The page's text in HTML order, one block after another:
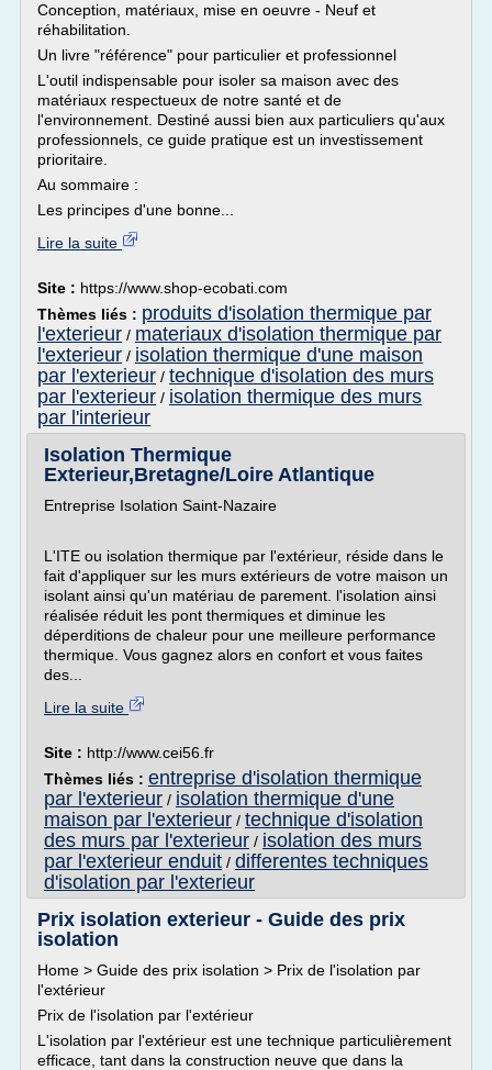
Conception, matériaux, mise en oeuvre - Neuf et
réhabilitation.
Un livre "référence" pour particulier et professionnel
L'outil indispensable pour isoler sa maison avec des
matériaux respectueux de notre santé et de
l'environnement. Destiné aussi bien aux particuliers qu'aux
professionnels, ce guide pratique est un investissement
prioritaire.
Au sommaire :
Les principes d'une bonne...
Lire la suite
Site : https://www.shop-ecobati.com
Thèmes liés : produits d'isolation thermique par
l'exterieur / materiaux d'isolation thermique par
l'exterieur / isolation thermique d'une maison
par l'exterieur / technique d'isolation des murs
par l'exterieur / isolation thermique des murs
par l'interieur
Isolation Thermique
Exterieur,Bretagne/Loire Atlantique
Entreprise Isolation Saint-Nazaire
L'ITE ou isolation thermique par l'extérieur, réside dans le
fait d'appliquer sur les murs extérieurs de votre maison un
isolant ainsi qu'un matériau de parement. l'isolation ainsi
réalisée réduit les pont thermiques et diminue les
déperditions de chaleur pour une meilleure performance
thermique. Vous gagnez alors en confort et vous faites
des...
Lire la suite
Site : http://www.cei56.fr
Thèmes liés : entreprise d'isolation thermique
par l'exterieur / isolation thermique d'une
maison par l'exterieur / technique d'isolation
des murs par l'exterieur / isolation des murs
par l'exterieur enduit / differentes techniques
d'isolation par l'exterieur
Prix isolation exterieur - Guide des prix
isolation
Home > Guide des prix isolation > Prix de l'isolation par
l'extérieur
Prix de l'isolation par l'extérieur
L'isolation par l'extérieur est une technique particulièrement
efficace, tant dans la construction neuve que dans la